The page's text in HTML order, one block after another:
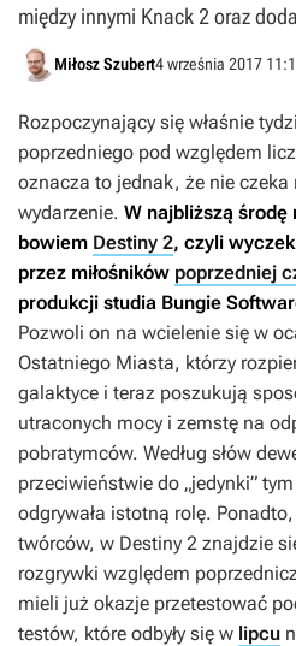
między innymi Knack 2 oraz
Miłosz Szubert4 września 2017
Rozpoczynający się właśnie
poprzedniego pod względem
oznacza to jednak, że nie
wydarzenie. W najbliższą środę
bowiem Destiny 2, czyli
przez miłośników poprzedniej
produkcji studia Bungie
Pozwoli on na wcielenie się w
Ostatniego Miasta, którzy
galaktyce i teraz poszukują
utraconych mocy i zemstę na
pobratymców. Według słów
przeciwieństwie do „jedynki”
odgrywała istotną rolę.
twórców, w Destiny 2 znajdzie
rozgrywki względem
mieli już okazje przetestować
testów, które odbyły się w lipcu